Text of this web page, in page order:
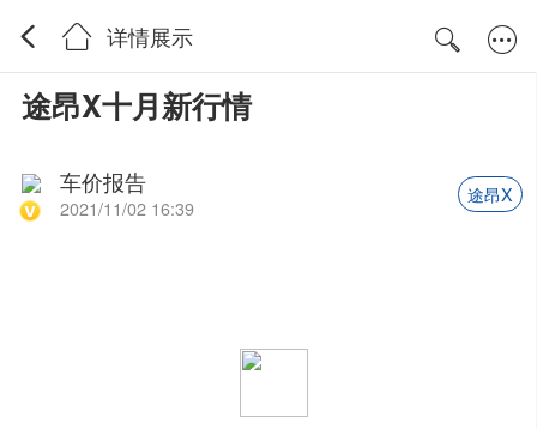
详情展示
途昂X十月新行情
车价报告
2021/11/02 16:39
途昂X